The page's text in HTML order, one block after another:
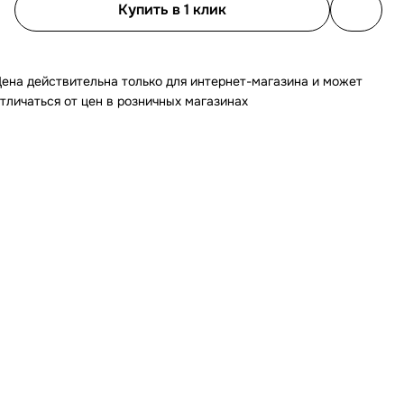
Купить в 1 клик
действительна только для интернет-магазина и может
от цен в розничных магазинах